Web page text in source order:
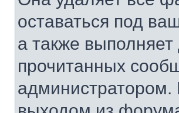
оставаться под
а также выполняет
прочитанных